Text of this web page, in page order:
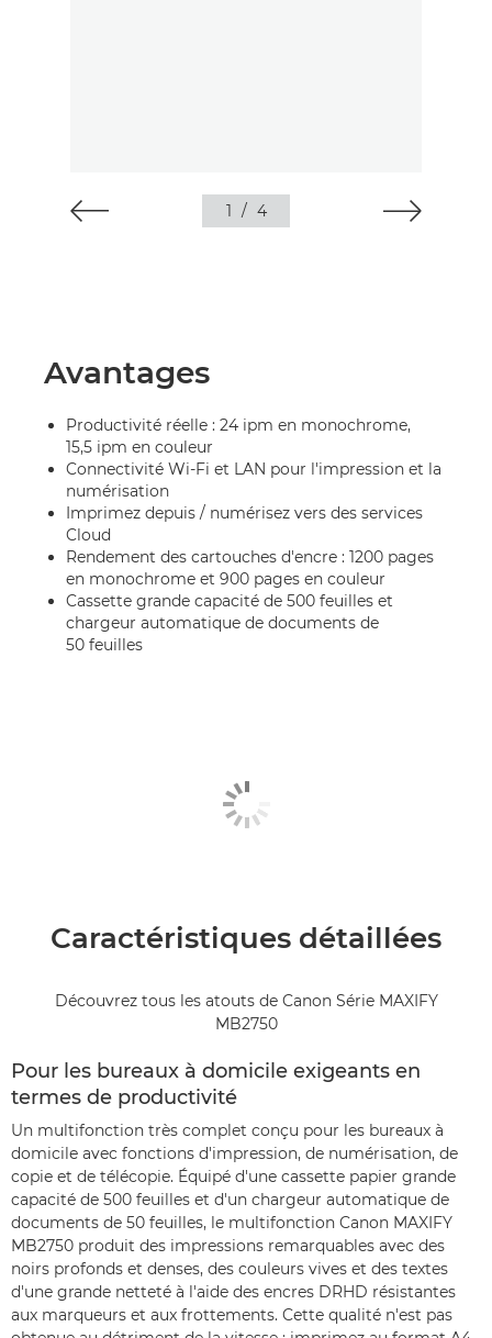
1 / 4
Avantages
Productivité réelle : 24 ipm en monochrome,
15,5 ipm en couleur
Connectivité Wi-Fi et LAN pour l'impression et la
numérisation
Imprimez depuis / numérisez vers des services
Cloud
Rendement des cartouches d'encre : 1200 pages
en monochrome et 900 pages en couleur
Cassette grande capacité de 500 feuilles et
chargeur automatique de documents de
50 feuilles
Caractéristiques détaillées
Découvrez tous les atouts de Canon Série MAXIFY
MB2750
Pour les bureaux à domicile exigeants en
termes de productivité
Un multifonction très complet conçu pour les bureaux à
domicile avec fonctions d'impression, de numérisation, de
copie et de télécopie. Équipé d'une cassette papier grande
capacité de 500 feuilles et d'un chargeur automatique de
documents de 50 feuilles, le multifonction Canon MAXIFY
MB2750 produit des impressions remarquables avec des
noirs profonds et denses, des couleurs vives et des textes
d'une grande netteté à l'aide des encres DRHD résistantes
aux marqueurs et aux frottements. Cette qualité n'est pas